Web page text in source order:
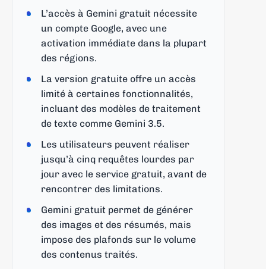
L’accès à Gemini gratuit nécessite
un compte Google, avec une
activation immédiate dans la plupart
des régions.
La version gratuite offre un accès
limité à certaines fonctionnalités,
incluant des modèles de traitement
de texte comme Gemini 3.5.
Les utilisateurs peuvent réaliser
jusqu’à cinq requêtes lourdes par
jour avec le service gratuit, avant de
rencontrer des limitations.
Gemini gratuit permet de générer
des images et des résumés, mais
impose des plafonds sur le volume
des contenus traités.